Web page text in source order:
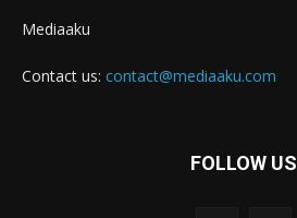
Mediaaku
Contact us: contact@mediaaku.com
FOLLOW US